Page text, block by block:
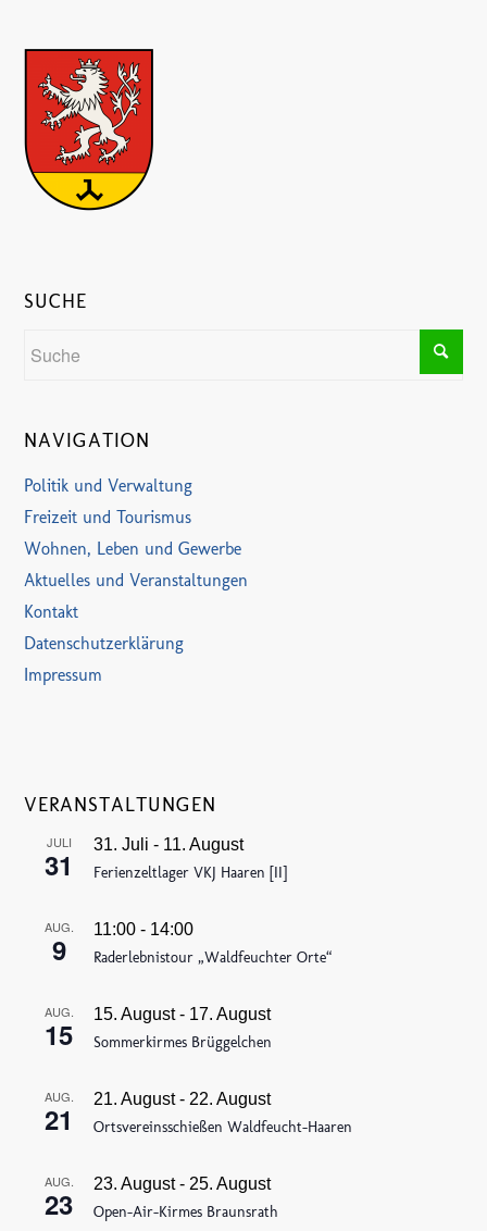
SUCHE
NAVIGATION
Politik und Verwaltung
Freizeit und Tourismus
Wohnen, Leben und Gewerbe
Aktuelles und Veranstaltungen
Kontakt
Datenschutzerklärung
Impressum
VERANSTALTUNGEN
JULI
31
31. Juli - 11. August
Ferienzeltlager VKJ Haaren [II]
AUG.
9
11:00 - 14:00
Raderlebnistour „Waldfeuchter Orte“
AUG.
15
15. August- 17. August
Sommerkirmes Brüggelchen
AUG.
21
21. August- 22. August
Ortsvereinsschießen Waldfeucht-Haaren
AUG.
23
23. August- 25. August
Open-Air-Kirmes Braunsrath